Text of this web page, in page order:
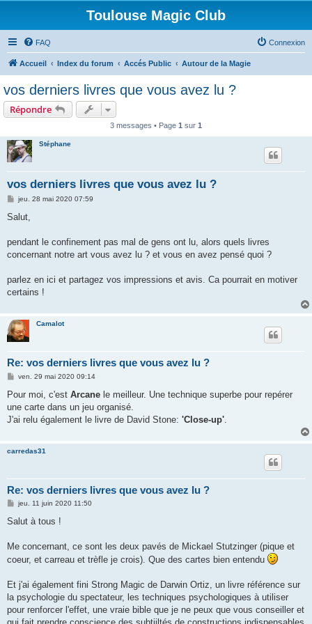
Toulouse Magic Club
FAQ Connexion
Accueil Index du forum Accés Public Autour de la Magie
vos derniers livres que vous avez lu ?
Répondre
3 messages • Page 1 sur 1
Stéphane
vos derniers livres que vous avez lu ?
M
s
g
jeu. 28 mai 2020 07:59
Salut,
pendant le confinement pas mal de gens ont lu, alors quels livres
concernant notre art vous avez lu ? et vous en avez pensé quoi ?
parlez en ici et partagez vos impressions et avis. Ca pourrait en motiver
certains !
Camalot
Re: vos derniers livres que vous avez lu ?
M
s
a
g
ven. 29 mai 2020 09:14
Pour moi, c'est Arcane le meilleur. Une technique superbe pour repérer
une carte dans un jeu organisé.
J'ai relu également le livre de David Stone: 'Close-up'
carredas31
Re: vos derniers livres que vous avez lu ?
M
s
g
jeu. 11 juin 2020 11:50
Salut à tous !
Me concernant, ce sont les deux pavés de Mickael Stutzinger (pique et
coeur, et carreau et trèfle je crois). Que des cartes bien entendu
Et j'ai également fini Strong Magic de Darwin Ortiz, un livre référence sur
la psychologie du spectateur, les techniques psychologiques à utiliser
pour renforcer l'effet, une vraie bible que je ne peux que vous conseiller et